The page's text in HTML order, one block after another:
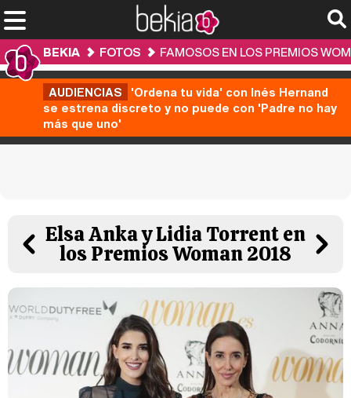
BEKIA FOTOS FAMOSOS EN LOS PREMIOS
AUDIENCIAS 'Ordena tu vida' con Inés Hernand
se estrena discreto y no puede con 'Padre no hay
más que uno'
Elsa Anka y Lidia Torrent en
los Premios Woman 2018